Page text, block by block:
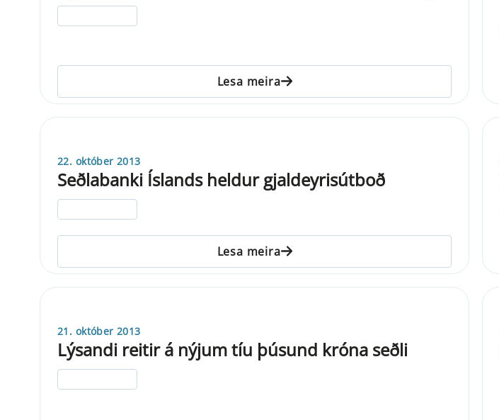
Lesa meira
22. október 2013
Seðlabanki Íslands heldur gjaldeyrisútboð
Lesa meira
21. október 2013
Lýsandi reitir á nýjum tíu þúsund króna seðli